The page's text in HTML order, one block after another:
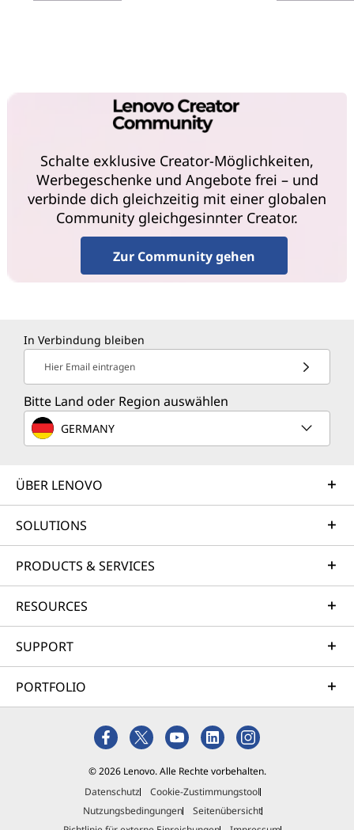
Schalte exklusive Creator-Möglichkeiten,
Werbegeschenke und Angebote frei – und
verbinde dich gleichzeitig mit einer globalen
Community gleichgesinnter Creator.
Zur Community gehen
In Verbindung bleiben
Hier Email eintragen
Bitte Land oder Region auswählen
GERMANY
ÜBER LENOVO
SOLUTIONS
PRODUCTS & SERVICES
RESOURCES
SUPPORT
PORTFOLIO
© 2026 Lenovo. Alle Rechte vorbehalten.
Datenschutz
Cookie-Zustimmungstool
Nutzungsbedingungen
Seitenübersicht